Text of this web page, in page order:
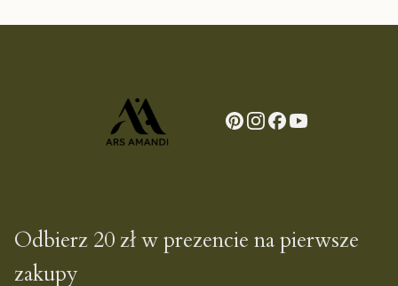
Odbierz 20 zł w prezencie na pierwsze
zakupy